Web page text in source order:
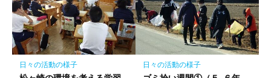
日々の活動の様子 日々の活動の様子